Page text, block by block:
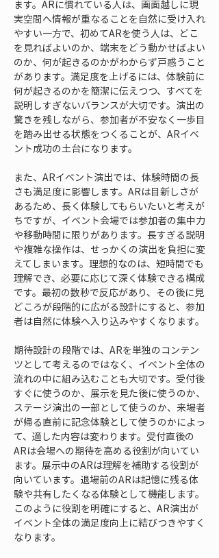
ます。ARに慣れている人は、画面越しに現
実空間へ情報が重なることを自然に受け入れ
やすい一方で、初めてARを使う人は、どこ
を見ればよいのか、端末をどう動かせばよい
のか、何が起きるのかがわからず戸惑うこと
があります。満足度を上げるには、体験前に
何が起きるのかを簡潔に伝えつつ、すべてを
説明しすぎないバランスが大切です。演出の
驚きを残しながら、参加者が不安なく一歩目
を踏み出せる状態をつくることが、ARイベ
ント成功の土台になります。
また、ARイベント演出では、体験時間の長
さも満足度に影響します。ARは目新しさが
あるため、長く体験してもらいたいと考えが
ちですが、イベント会場では参加者の集中力
や移動時間に限りがあります。長すぎる説明
や複雑な操作は、せっかくの演出を負担に変
えてしまいます。理想的なのは、短時間でも
理解でき、必要に応じて深く体験できる構成
です。最初の数秒で反応があり、その後に見
どころが段階的に広がる設計にすると、参加
者は自然に体験へ入り込みやすくなります。
期待設計の段階では、ARを単独のコンテン
ツとして考えるのではなく、イベント全体の
流れの中に組み込むことも大切です。受付後
すぐに使うのか、展示を見た後に使うのか、
ステージ演出の一部として使うのか、来場者
が帰る直前に記念体験として使うのかによっ
て、適した内容は変わります。受付直後の
ARは会場への期待を高める役割が向いてい
ます。展示中のARは理解を補助する役割が
向いています。退場前のARは記憶に残る体
験や共有したくなる体験として機能します。
このように役割を明確にすると、AR演出が
イベント全体の満足度向上に結びつきやすく
なります。